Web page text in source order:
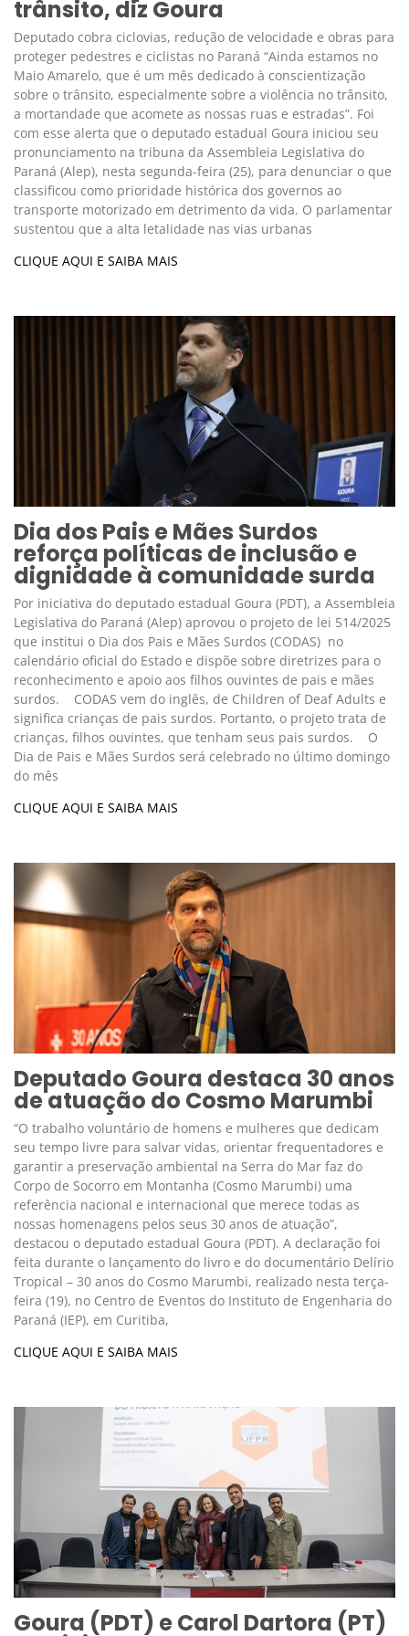
trânsito, diz Goura
Deputado cobra ciclovias, redução de velocidade e obras para
proteger pedestres e ciclistas no Paraná “Ainda estamos no
Maio Amarelo, que é um mês dedicado à conscientização
sobre o trânsito, especialmente sobre a violência no trânsito,
a mortandade que acomete as nossas ruas e estradas”. Foi
com esse alerta que o deputado estadual Goura iniciou seu
pronunciamento na tribuna da Assembleia Legislativa do
Paraná (Alep), nesta segunda-feira (25), para denunciar o que
classificou como prioridade histórica dos governos ao
transporte motorizado em detrimento da vida. O parlamentar
sustentou que a alta letalidade nas vias urbanas
CLIQUE AQUI E SAIBA MAIS
Dia dos Pais e Mães Surdos
reforça políticas de inclusão e
dignidade à comunidade surda
Por iniciativa do deputado estadual Goura (PDT), a Assembleia
Legislativa do Paraná (Alep) aprovou o projeto de lei 514/2025
que institui o Dia dos Pais e Mães Surdos (CODAS) no
calendário oficial do Estado e dispõe sobre diretrizes para o
reconhecimento e apoio aos filhos ouvintes de pais e mães
surdos. CODAS vem do inglês, de Children of Deaf Adults e
significa crianças de pais surdos. Portanto, o projeto trata de
crianças, filhos ouvintes, que tenham seus pais surdos. O
Dia de Pais e Mães Surdos será celebrado no último domingo
do mês
CLIQUE AQUI E SAIBA MAIS
Deputado Goura destaca 30 anos
de atuação do Cosmo Marumbi
“O trabalho voluntário de homens e mulheres que dedicam
seu tempo livre para salvar vidas, orientar frequentadores e
garantir a preservação ambiental na Serra do Mar faz do
Corpo de Socorro em Montanha (Cosmo Marumbi) uma
referência nacional e internacional que merece todas as
nossas homenagens pelos seus 30 anos de atuação”,
destacou o deputado estadual Goura (PDT). A declaração foi
feita durante o lançamento do livro e do documentário Delírio
Tropical – 30 anos do Cosmo Marumbi, realizado nesta terça-
feira (19), no Centro de Eventos do Instituto de Engenharia do
Paraná (IEP), em Curitiba,
CLIQUE AQUI E SAIBA MAIS
Goura (PDT) e Carol Dartora (PT)